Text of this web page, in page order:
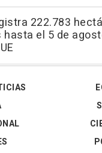
222.783
el 5 de